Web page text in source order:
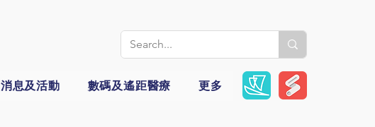
消息及活動 數碼及遙距醫療 更多